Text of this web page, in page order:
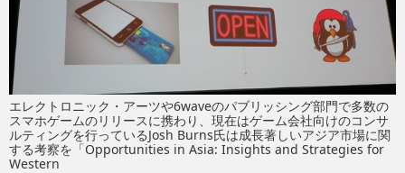
エレクトロニック・アーツや6waveのパブリッシング部門で多数の
スマホゲームのリリースに携わり、現在はゲーム会社向けのコンサ
ルティングを行っているJosh Burns氏は成長著しいアジア市場に関
する考察を「Opportunities in Asia: Insights and Strategies for
Western